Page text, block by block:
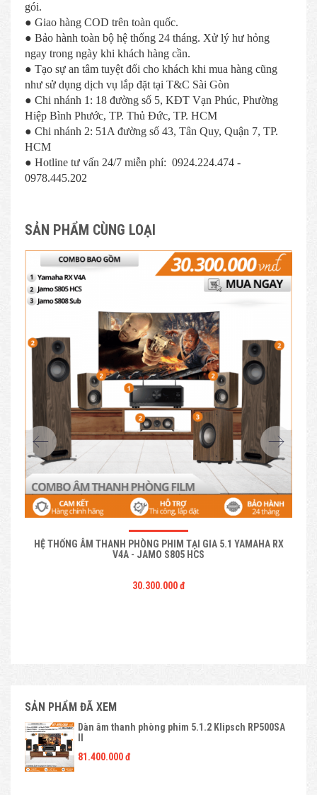
gói.
● Giao hàng COD trên toàn quốc.
● Bảo hành toàn bộ hệ thống 24 tháng. Xử lý hư hỏng
ngay trong ngày khi khách hàng cần.
● Tạo sự an tâm tuyệt đối cho khách khi mua hàng cũng
như sử dụng dịch vụ lắp đặt tại T&C Sài Gòn
● Chi nhánh 1: 18 đường số 5, KĐT Vạn Phúc, Phường
Hiệp Bình Phước, TP. Thủ Đức, TP. HCM
● Chi nhánh 2: 51A đường số 43, Tân Quy, Quận 7, TP.
HCM
● Hotline tư vấn 24/7 miễn phí: 0924.224.474 -
0978.445.202
SẢN PHẨM CÙNG LOẠI
HỆ THỐNG ÂM THANH PHÒNG PHIM TẠI GIA 5.1 YAMAHA RX
V4A - JAMO S805 HCS
30.300.000 đ
SẢN PHẨM ĐÃ XEM
Dàn âm thanh phòng phim 5.1.2 Klipsch RP500SA
81.400.000 đ